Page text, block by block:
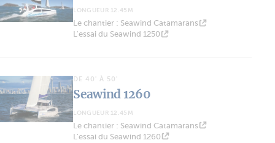
LONGUEUR 12.45M
Le chantier : Seawind Catamarans
L'essai du Seawind 1250
DE 40' À 50'
Seawind 1260
LONGUEUR 12.45M
Le chantier : Seawind Catamarans
L'essai du Seawind 1260